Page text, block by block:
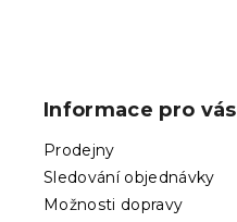
Informace pro vás
Prodejny
Sledování objednávky
Možnosti dopravy